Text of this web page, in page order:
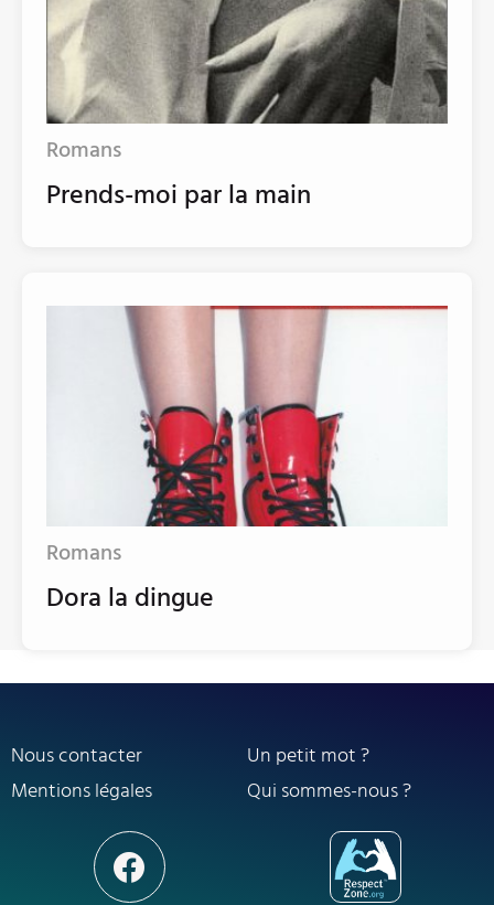
Romans
Prends-moi par la main
Romans
Dora la dingue
Nous contacter
Un petit mot ?
Mentions légales
Qui sommes-nous ?